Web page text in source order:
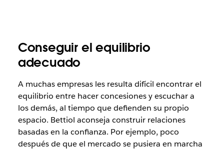
Conseguir el equilibrio
adecuado
A muchas empresas les resulta difícil encontrar el
equilibrio entre hacer concesiones y escuchar a
los demás, al tiempo que defienden su propio
espacio. Bettiol aconseja construir relaciones
basadas en la confianza. Por ejemplo, poco
después de que el mercado se pusiera en marcha